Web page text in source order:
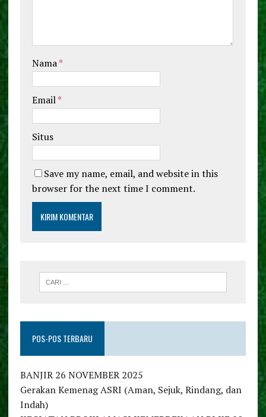
Nama*
Email*
Situs
Save my name, email, and website in this
browser for the next time I comment.
POS-POS TERBARU
BANJIR 26 NOVEMBER 2025
Gerakan Kemenag ASRI (Aman, Sejuk, Rindang, dan
Indah)